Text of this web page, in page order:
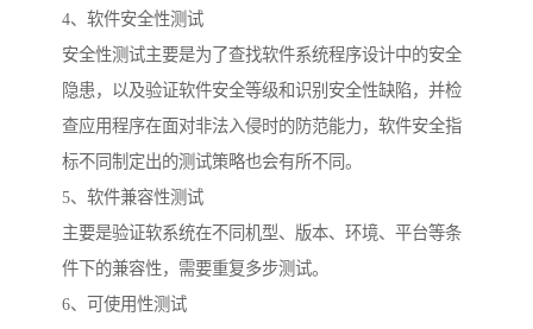
4、软件安全性测试
安全性测试主要是为了查找软件系统程序设计中的安全
隐患，以及验证软件安全等级和识别安全性缺陷，并检
查应用程序在面对非法入侵时的防范能力，软件安全指
标不同制定出的测试策略也会有所不同。
5、软件兼容性测试
主要是验证软系统在不同机型、版本、环境、平台等条
件下的兼容性，需要重复多步测试。
6、可使用性测试